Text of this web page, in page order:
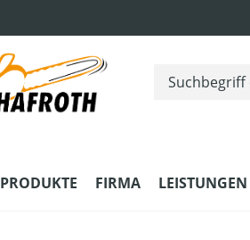
PRODUKTE FIRMA LEISTUNGEN